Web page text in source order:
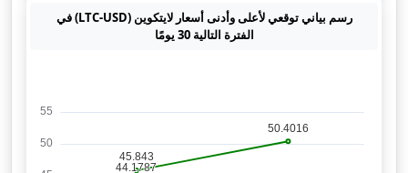
رسم بياني توقعي لأعلى وأدنى أسعار لايتكوين (LTC-USD) في
الفترة التالية 30 يومًا